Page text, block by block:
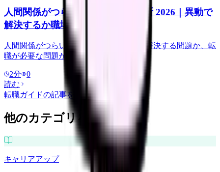
人間関係がつらい看護師の転職判断 2026｜異動で
解決するか職場を変えるか
人間関係がつらい看護師向けに、異動で解決する問題か、転
職が必要な問題かを整理します。
2分
0
読む
転職ガイドの記事をもっと見る
他のカテゴリを探す
キャリアアップ